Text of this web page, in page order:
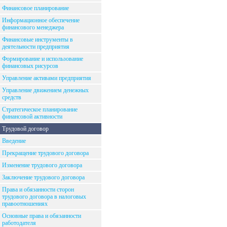
Финансовое планирование
Информационное обеспечение
финансового менеджера
Финансовые инструменты в
деятельности предприятия
Формирование и использование
финансовых рисурсов
Управление активами предприятия
Управление движением денежных
средств
Стратегическое планирование
финансовой активности
Трудовой договор
Введение
Прекращение трудового договора
Изменение трудового договора
Заключение трудового договора
Права и обязанности сторон
трудового договора в налоговых
правоотношениях
Основные права и обязанности
работодателя